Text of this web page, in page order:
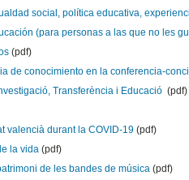
social, política educativa,
(para personas a las que no les
(pdf)
de conocimiento en la conferencia-
Transferència i Educació (pdf)
valencià durant la COVID-19 (pdf)
la vida (pdf)
de les bandes de música (pdf)